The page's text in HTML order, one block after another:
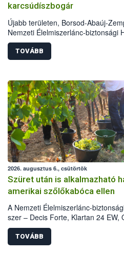
karcsúdíszbogár
Újabb területen, Borsod-Abaúj-
Nemzeti Élelmiszerlánc-biztonsági
karcsúdíszbogár (Agrilus
színcsapdában találták meg, de
növényvédelmi szakemberek
megállítása érdekében.
TOVÁBB
2026. augusztus 6., csütörtök
Szüret után is alkalmazható
amerikai szőlőkabóca ellen
A Nemzeti Élelmiszerlánc-
szer – Decis Forte, Klartan 24 EW,
módosította, így azok a szüretet
(BBCH 91) stádiumáig
célja, hogy a korai érésű
TOVÁBB